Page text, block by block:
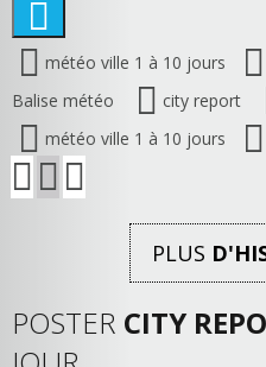
météo ville 1 à 10 jours
Balise météo
city report
météo ville 1 à 10 jours
PLUS
POSTER CITY